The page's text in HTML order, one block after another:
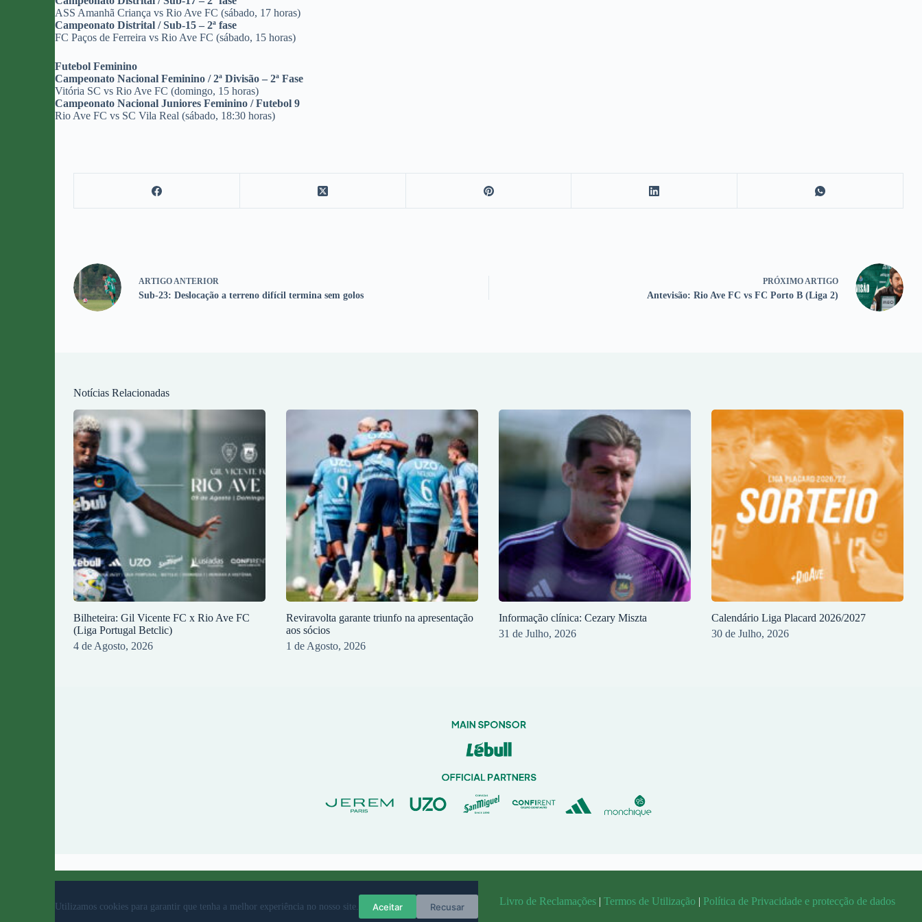
Utilizamos cookies para garantir que tenha a melhor experiência no nosso site. Aceitar Recusar
ASS Amanhã Criança vs Rio Ave FC (sábado, 17 horas)
Campeonato Distrital / Sub-15 – 2ª fase
FC Paços de Ferreira vs Rio Ave FC (sábado, 15 horas)
Futebol Feminino
Campeonato Nacional Feminino / 2ª Divisão – 2ª Fase
Vitória SC vs Rio Ave FC (domingo, 15 horas)
Campeonato Nacional Juniores Feminino / Futebol 9
Rio Ave FC vs SC Vila Real (sábado, 18:30 horas)
ARTIGO ANTERIOR
Sub-23: Deslocação a terreno difícil termina sem golos
PRÓXIMO ARTIGO
Antevisão: Rio Ave FC vs FC Porto B (Liga 2)
Notícias Relacionadas
Bilheteira: Gil Vicente FC x Rio Ave FC
(Liga Portugal Betclic)
4 de Agosto, 2026
Reviravolta garante triunfo na apresentação
aos sócios
1 de Agosto, 2026
Informação clínica: Cezary Miszta
31 de Julho, 2026
Calendário Liga Placard 2026/2027
30 de Julho, 2026
© 2023 Rio Ave Futebol Clube Desenvolvido por Livro de Reclamações | Termos de Utilização | Política de Privacidade e protecção de dados